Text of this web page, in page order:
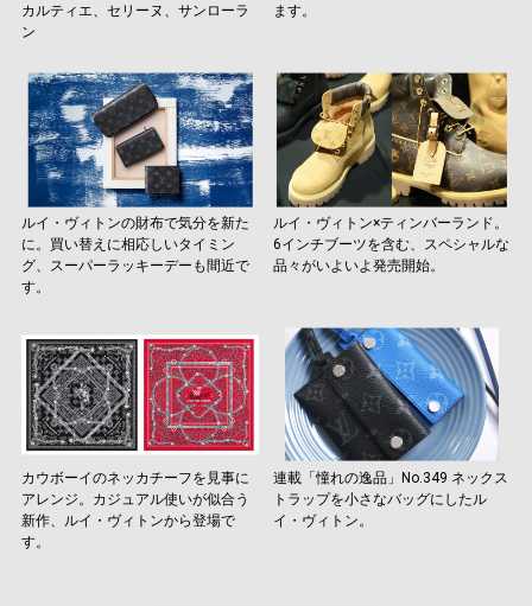
カルティエ、セリーヌ、サンローラ
ン
ます。
ルイ・ヴィトンの財布で気分を新た
に。買い替えに相応しいタイミン
グ、スーパーラッキーデーも間近で
す。
ルイ・ヴィトン×ティンバーランド。
6インチブーツを含む、スペシャルな
品々がいよいよ発売開始。
カウボーイのネッカチーフを見事に
アレンジ。カジュアル使いが似合う
新作、ルイ・ヴィトンから登場で
す。
連載「憧れの逸品」No.349 ネックス
トラップを小さなバッグにしたル
イ・ヴィトン。